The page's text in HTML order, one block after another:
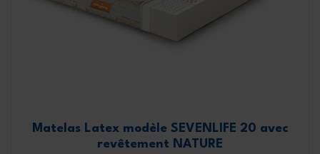
Matelas Latex modèle SEVENLIFE 20 avec
revêtement NATURE